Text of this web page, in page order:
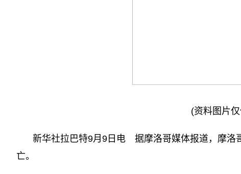
(资料图片
新华社拉巴特9月9日电 据摩洛哥媒体报道，摩洛
亡。